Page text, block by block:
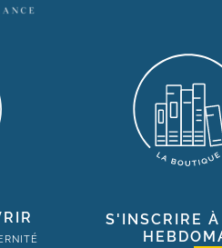
S'INSCRIRE